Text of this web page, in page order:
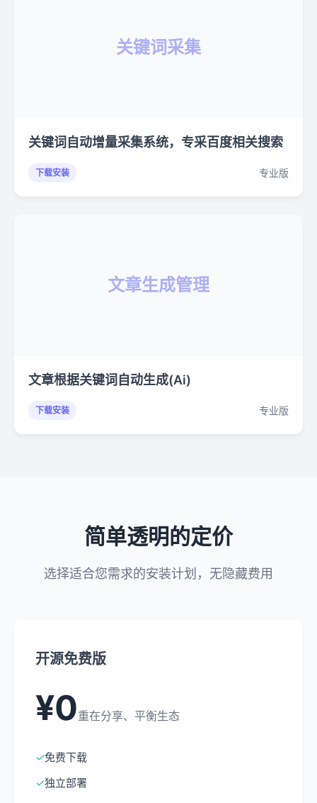
关键词采集
关键词自动增量采集系统，专采百度相关搜索
下载安装 专业版
文章生成管理
文章根据关键词自动生成(Ai)
下载安装 专业版
简单透明的定价
选择适合您需求的安装计划，无隐藏费用
开源免费版
¥0重在分享、平衡生态
✓免费下载
✓独立部署